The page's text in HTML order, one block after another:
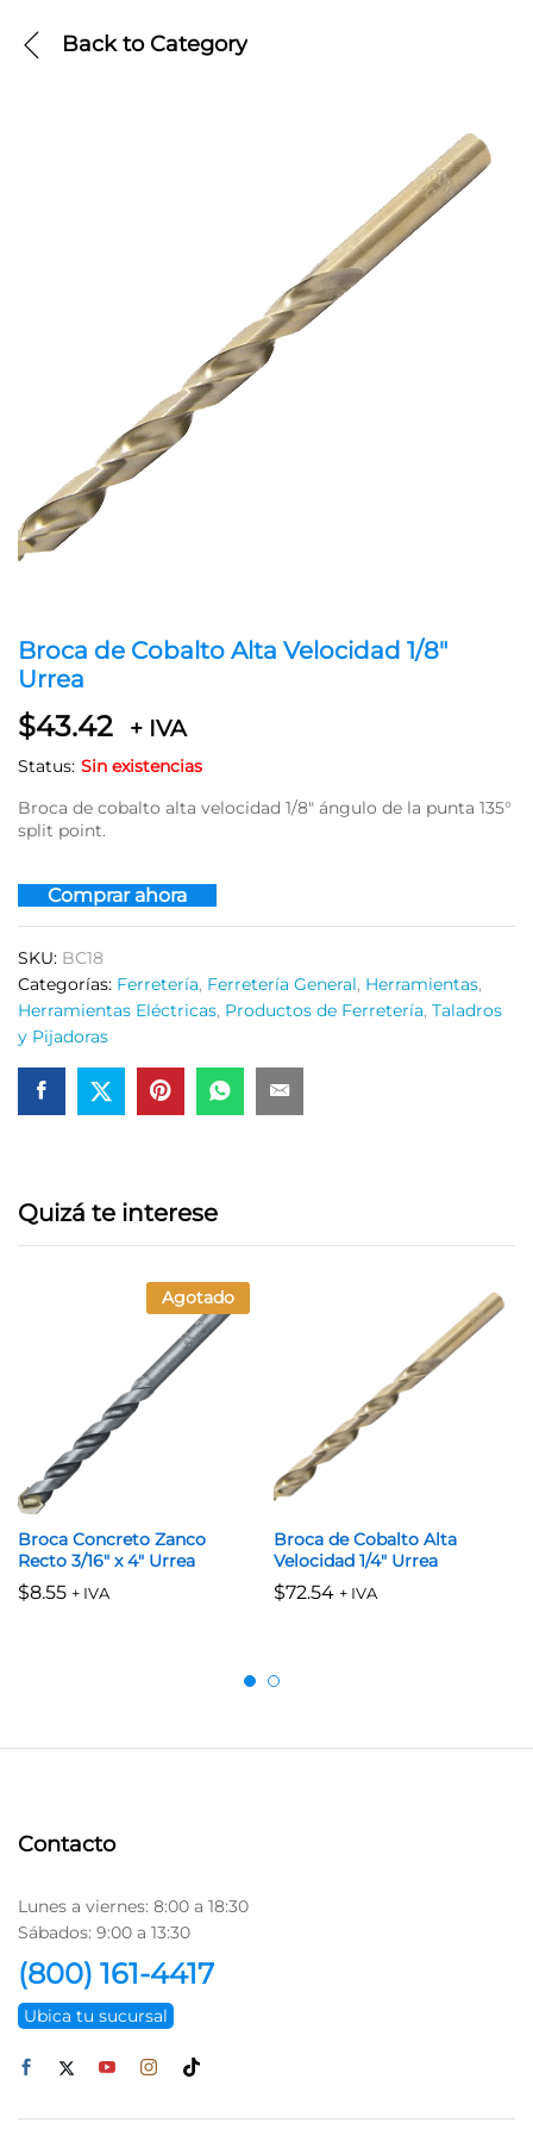
Back toCategory
Broca de Cobalto Alta Velocidad 1/8″
Urrea
$43.42 + IVA
Status: Sin existencias
Broca de cobalto alta velocidad 1/8″ ángulo de la punta 135°
split point.
Comprar ahora
SKU: BC18
Categorías: Ferretería, Ferretería General, Herramientas,
Herramientas Eléctricas, Productos de Ferretería, Taladros
y Pijadoras
Quizá te interese
Agotado
Broca Concreto Zanco
Recto 3/16″ x 4″ Urrea
$8.55 + IVA
Broca de Cobalto Alta
Velocidad 1/4″ Urrea
$72.54 + IVA
Contacto
Lunes a viernes: 8:00 a 18:30
Sábados: 9:00 a 13:30
(800) 161-4417
Ubica tu sucursal